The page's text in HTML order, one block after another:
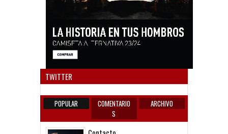
TWITTER
POPULAR
COMENTARIO
S
ARCHIVO